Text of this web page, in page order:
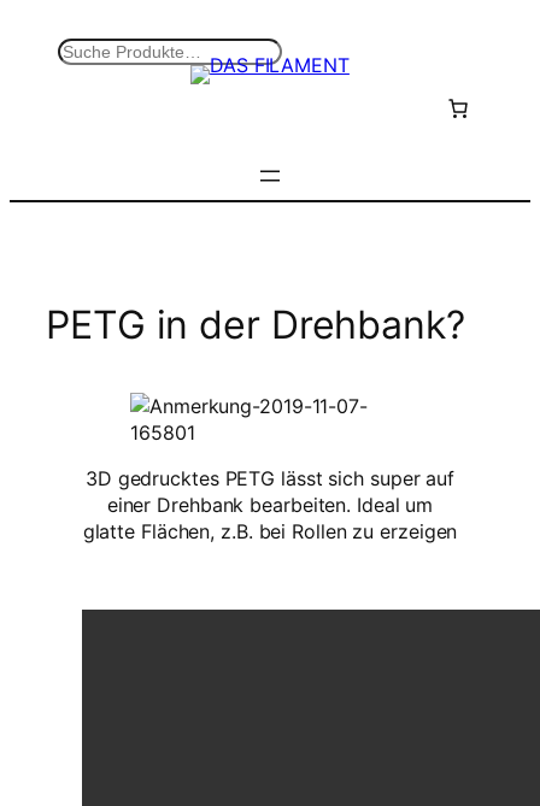
S
PETG in der Drehbank?
3D gedrucktes PETG lässt sich super auf
einer Drehbank bearbeiten. Ideal um
glatte Flächen, z.B. bei Rollen zu erzeigen